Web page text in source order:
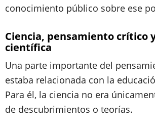
conocimiento público sobre ese
Ciencia, pensamiento crítico
científica
Una parte importante del
estaba relacionada con la
Para él, la ciencia no era
de descubrimientos o teorías.